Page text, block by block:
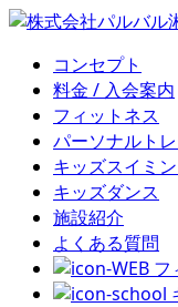
コンセプト
料金 / 入会案内
フィットネス
パーソナルト
キッズスイミ
キッズダンス
施設紹介
よくある質問
フ